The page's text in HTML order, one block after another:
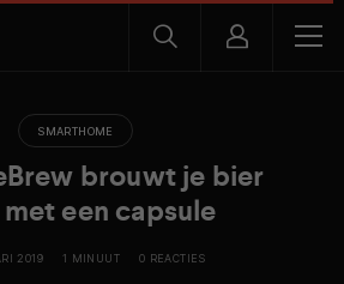
SMARTHOME
brouwt je bier
een capsule
2019 1 MINUUT 0 REACTIES